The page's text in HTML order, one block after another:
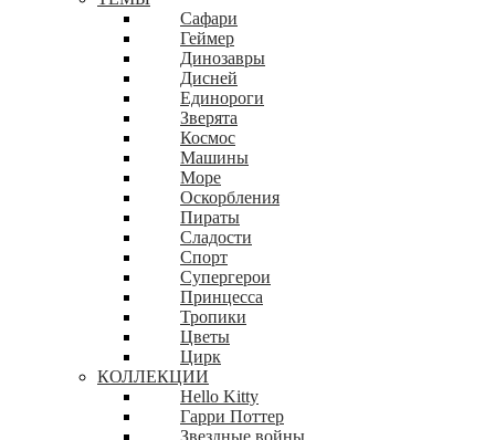
Сафари
Геймер
Динозавры
Дисней
Единороги
Зверята
Космос
Машины
Море
Оскорбления
Пираты
Сладости
Спорт
Супергерои
Принцесса
Тропики
Цветы
Цирк
КОЛЛЕКЦИИ
Hello Kitty
Гарри Поттер
Звездные войны